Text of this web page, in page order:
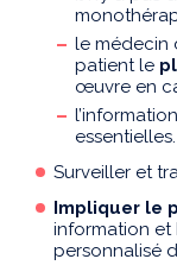
le médecin
patient le
œuvre en
essentielles.
Surveiller et
Impliquer le
information et
personnalisé